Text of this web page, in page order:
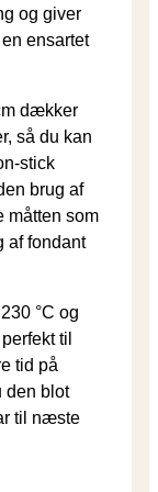
og giver
ensartet
dækker
så du kan
stick
brug af
måtten som
af fondant
°C og
til
tid på
den blot
til næste